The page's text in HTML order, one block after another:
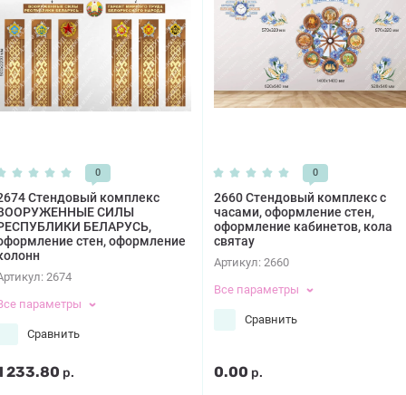
0
Стендовый комплекс
СИЛЫ
БЕЛАРУСЬ,
стен, оформление
2674
параметры
Сравнить
233.80 р.
0
2660 Стендовый комплекс с
часами, оформление стен,
оформление кабинетов, кола
святау
Артикул: 2660
Все параметры
Сравнить
0.00 р.